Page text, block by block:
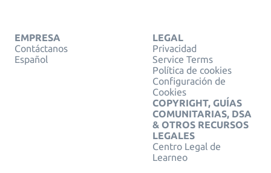
EMPRESA
Contáctanos
Español
LEGAL
Privacidad
Service Terms
Política de cookies
Configuración de
Cookies
COPYRIGHT, GUÍAS
COMUNITARIAS, DSA
& OTROS RECURSOS
LEGALES
Centro Legal de
Learneo